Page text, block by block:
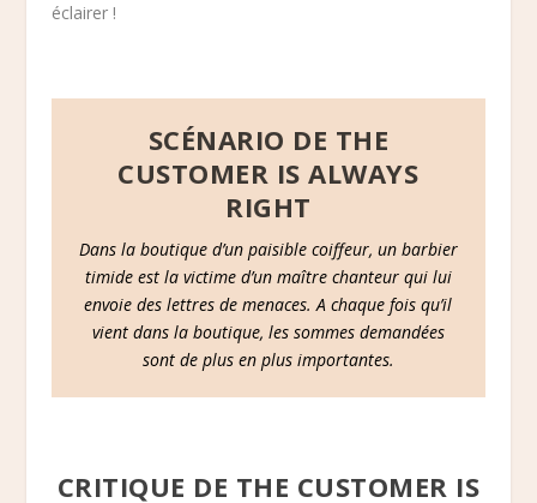
éclairer !
SCÉNARIO DE THE
CUSTOMER IS ALWAYS
RIGHT
Dans la boutique d’un paisible coiffeur, un barbier
timide est la victime d’un maître chanteur qui lui
envoie des lettres de menaces. A chaque fois qu’il
vient dans la boutique, les sommes demandées
sont de plus en plus importantes.
CRITIQUE DE THE CUSTOMER IS